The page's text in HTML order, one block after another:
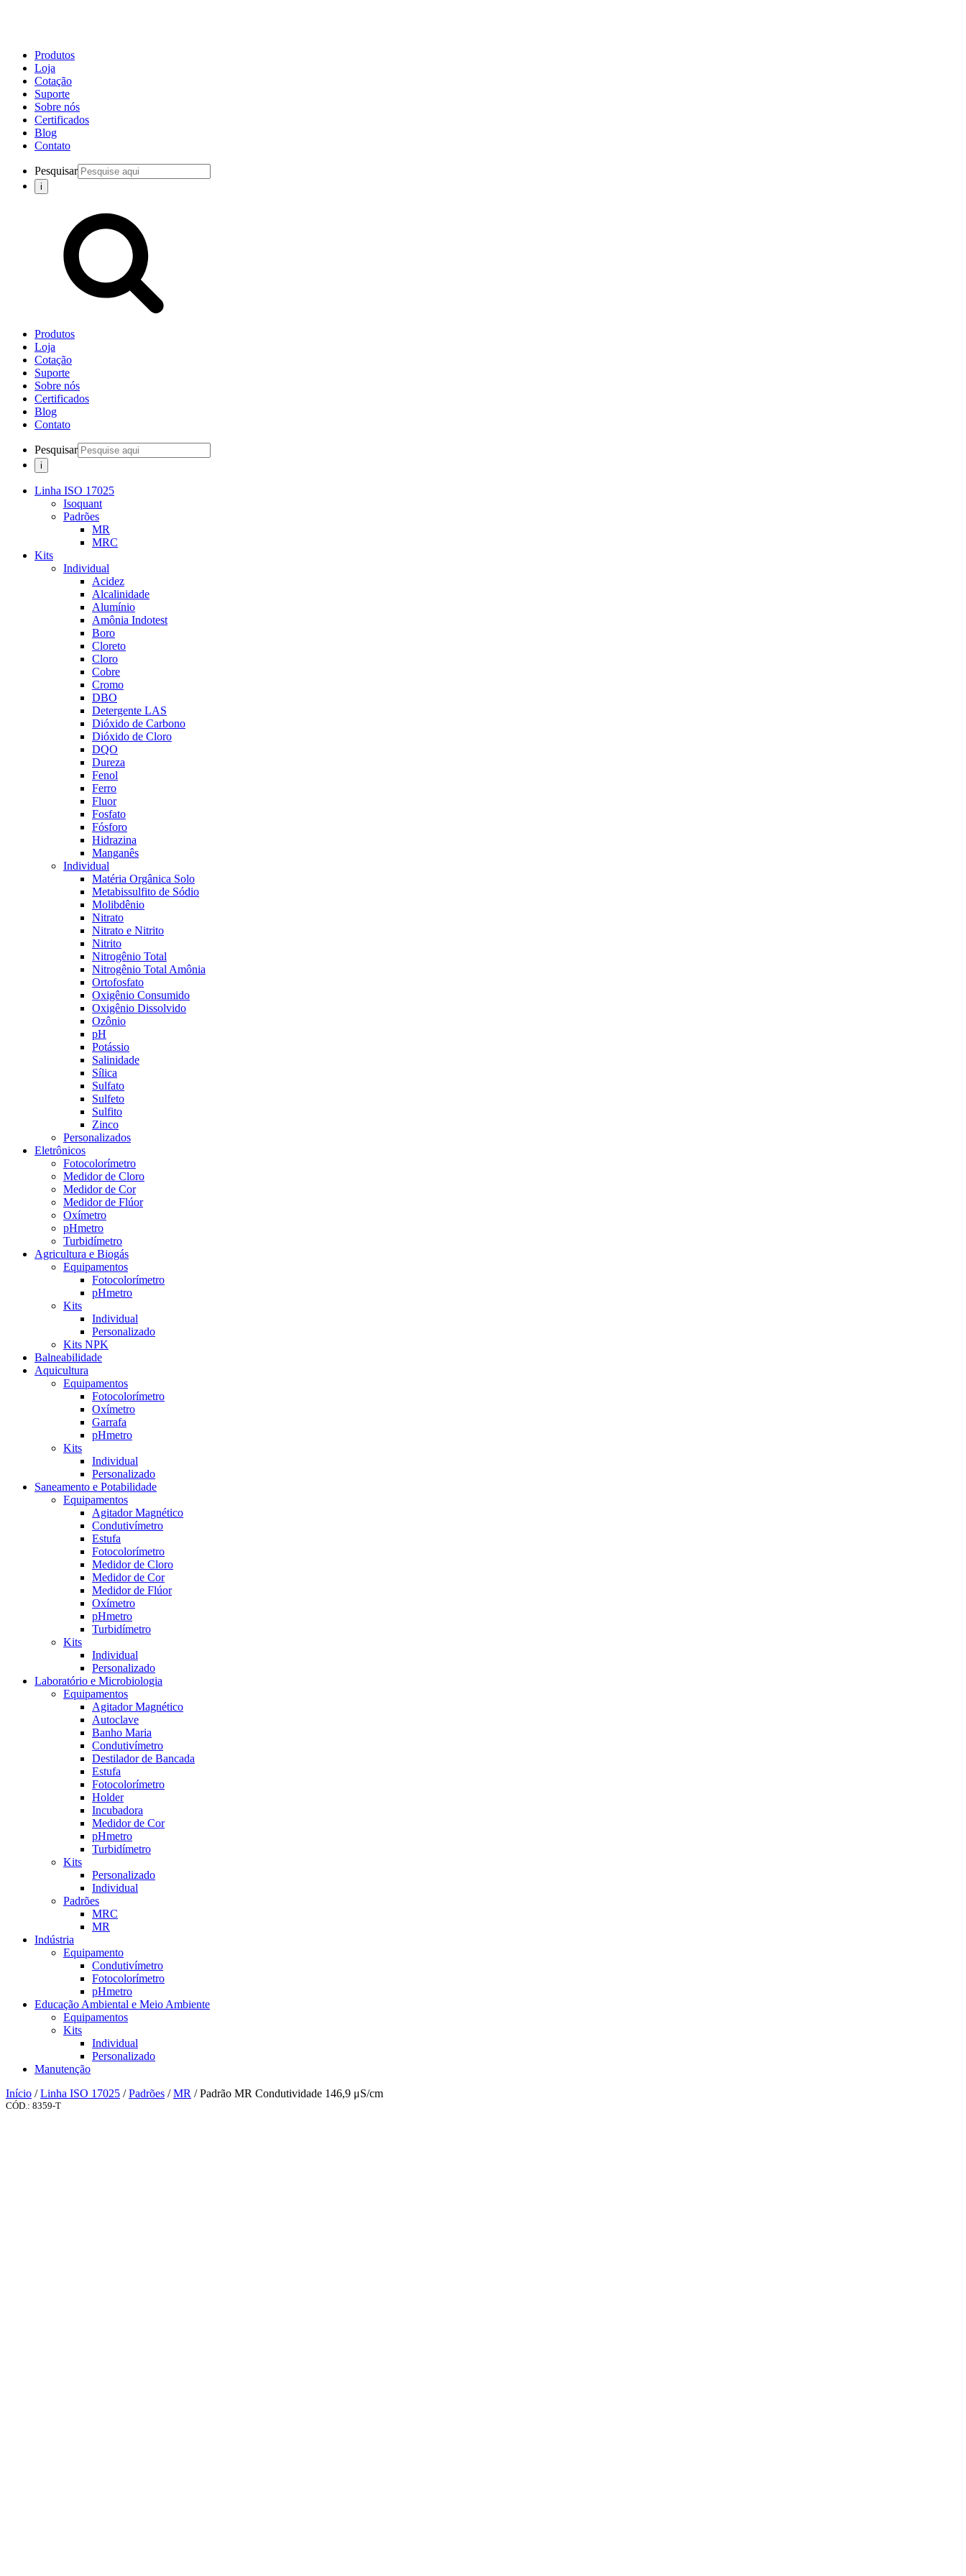
Produtos
Loja
Cotação
Suporte
Sobre nós
Certificados
Blog
Contato
Pesquisar
Produtos
Loja
Cotação
Suporte
Sobre nós
Certificados
Blog
Contato
Pesquisar
Linha ISO 17025
Isoquant
Padrões
MR
MRC
Kits
Individual
Acidez
Alcalinidade
Alumínio
Amônia Indotest
Boro
Cloreto
Cloro
Cobre
Cromo
DBO
Detergente LAS
Dióxido de Carbono
Dióxido de Cloro
DQO
Dureza
Fenol
Ferro
Fluor
Fosfato
Fósforo
Hidrazina
Manganês
Individual
Matéria Orgânica Solo
Metabissulfito de Sódio
Molibdênio
Nitrato
Nitrato e Nitrito
Nitrito
Nitrogênio Total
Nitrogênio Total Amônia
Ortofosfato
Oxigênio Consumido
Oxigênio Dissolvido
Ozônio
pH
Potássio
Salinidade
Sílica
Sulfato
Sulfeto
Sulfito
Zinco
Personalizados
Eletrônicos
Fotocolorímetro
Medidor de Cloro
Medidor de Cor
Medidor de Flúor
Oxímetro
pHmetro
Turbidímetro
Agricultura e Biogás
Equipamentos
Fotocolorímetro
pHmetro
Kits
Individual
Personalizado
Kits NPK
Balneabilidade
Aquicultura
Equipamentos
Fotocolorímetro
Oxímetro
Garrafa
pHmetro
Kits
Individual
Personalizado
Saneamento e Potabilidade
Equipamentos
Agitador Magnético
Condutivímetro
Estufa
Fotocolorímetro
Medidor de Cloro
Medidor de Cor
Medidor de Flúor
Oxímetro
pHmetro
Turbidímetro
Kits
Individual
Personalizado
Laboratório e Microbiologia
Equipamentos
Agitador Magnético
Autoclave
Banho Maria
Condutivímetro
Destilador de Bancada
Estufa
Fotocolorímetro
Holder
Incubadora
Medidor de Cor
pHmetro
Turbidímetro
Kits
Personalizado
Individual
Padrões
MRC
MR
Indústria
Equipamento
Condutivímetro
Fotocolorímetro
pHmetro
Educação Ambiental e Meio Ambiente
Equipamentos
Kits
Individual
Personalizado
Manutenção
Início /Linha ISO 17025 /Padrões /MR / Padrão MR Condutividade 146,9 μS/cm
CÓD.: 8359-T